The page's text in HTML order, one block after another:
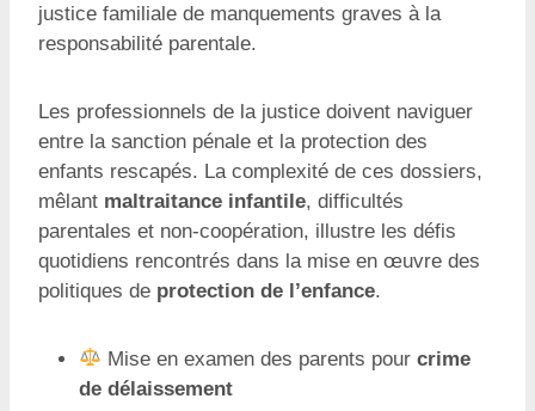
justice familiale de manquements graves à la
responsabilité parentale.
Les professionnels de la justice doivent naviguer
entre la sanction pénale et la protection des
enfants rescapés. La complexité de ces dossiers,
mêlant maltraitance infantile, difficultés
parentales et non-coopération, illustre les défis
quotidiens rencontrés dans la mise en œuvre des
politiques de protection de l’enfance.
Mise en examen des parents pourcrime
de délaissement